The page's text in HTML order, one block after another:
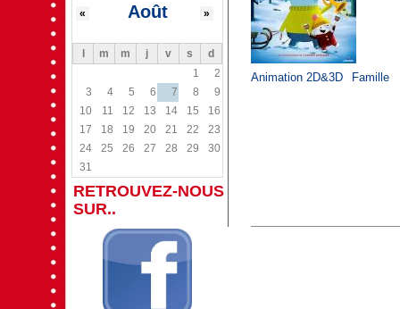
Août
« »
m m j v s
d
1
2
3
4 5 6 7 8
9
10
11 12 13 14 15
16
17
18 19 20 21 22
23
24
25 26 27 28 29
30
31
RETROUVEZ-NOUS
SUR..
Animation 2D&3D Famille